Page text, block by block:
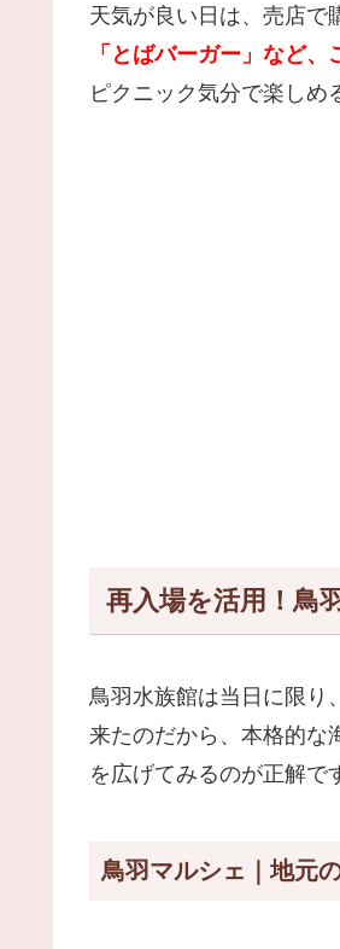
天気が良い日は、売店で
「とばバーガー」など
ピクニック気分で楽しめ
再入場を活用！鳥
鳥羽水族館は当日に限り
来たのだから、本格的な
を広げてみるのが正解で
鳥羽マルシェ｜地元